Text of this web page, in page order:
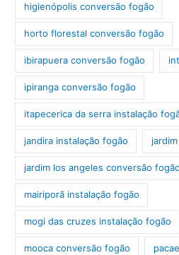
higienópolis conversão fogão
horto florestal conversão fogão
ibirapuera conversão fogão
ipiranga conversão fogão
itapecerica da serra instalação
jandira instalação fogão
jardim los angeles conversão fogão
mairiporã instalação fogão
mogi das cruzes instalação fogão
mooca conversão fogão